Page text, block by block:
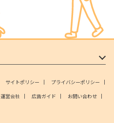
サイトポリシー
プライバシーポリシー
運営会社 広告ガイド
お問い合わせ